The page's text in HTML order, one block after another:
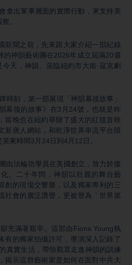
拿出軍事層面的實際行動，來支持美
。
新聞之前，先來跟大家介紹一部紀錄
的神韻藝術團在2026年成立屆滿20週
天，神韻、蒞臨紐約市大衛·寇克劇
時刻，第一部展現「神韻幕後故事」
幕後的故事》在3月24號，也就是昨
當晚也在紐約舉辦了盛大的紅毯首映
新唐人網站，和乾淨世界串流平台限
東時間3月24日到4月12日。
由法輪功學員在美國創立，致力於復
。二十年間，神韻以壯麗的舞台藝
創的現場交響樂，以及獨家專利的三
社會的廣泛讚譽，更被譽為「世界第
充滿著艱辛。這部由Fiona Young執
有的獨家拍攝許可，導演深入記錄了
真實生活，帶領觀眾走進神韻的訓練
揭示這群藝術家是如何在面對中共大